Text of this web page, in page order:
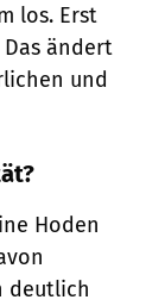
los. Erst
ändert
und
Hoden
deutlich